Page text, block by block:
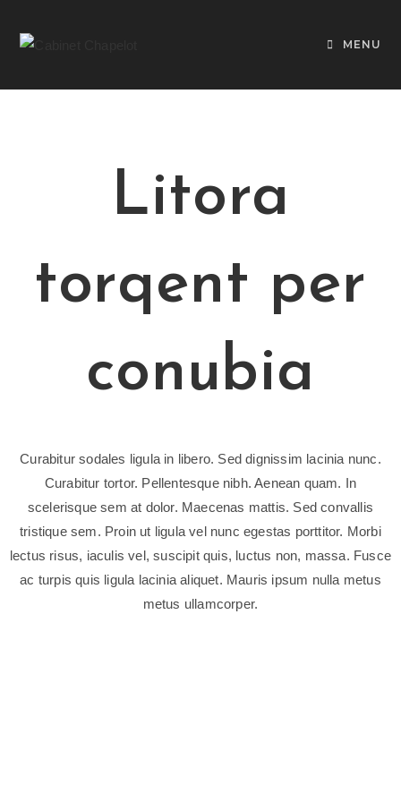
MENU
Litora
torqent per
conubia
Curabitur sodales ligula in libero. Sed dignissim lacinia nunc.
Curabitur tortor. Pellentesque nibh. Aenean quam. In
scelerisque sem at dolor. Maecenas mattis. Sed convallis
tristique sem. Proin ut ligula vel nunc egestas porttitor. Morbi
lectus risus, iaculis vel, suscipit quis, luctus non, massa. Fusce
ac turpis quis ligula lacinia aliquet. Mauris ipsum nulla metus
metus ullamcorper.